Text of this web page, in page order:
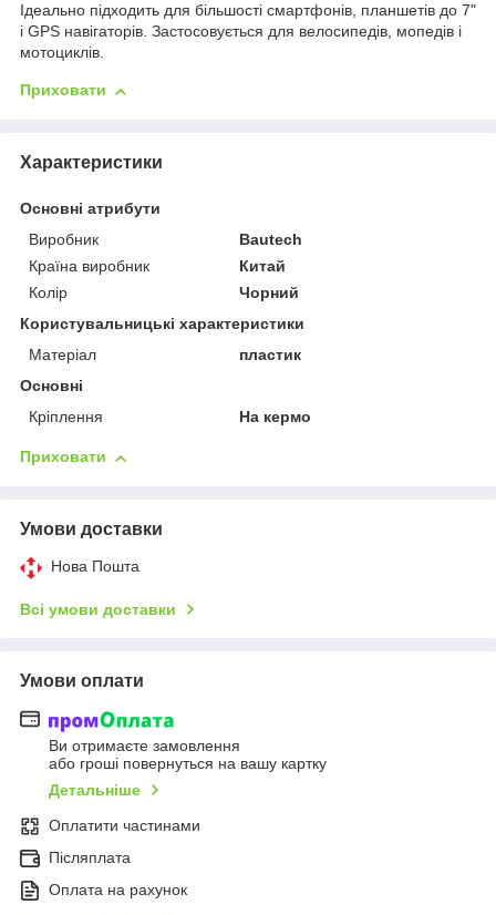
Ідеально підходить для більшості смартфонів, планшетів до 7"
і GPS навігаторів. Застосовується для велосипедів, мопедів і
мотоциклів.
Приховати
Характеристики
Основні атрибути
Виробник
Bautech
Країна виробник
Китай
Колір
Чорний
Користувальницькі характеристики
Матеріал
пластик
Основні
Кріплення
На кермо
Приховати
Умови доставки
Нова Пошта
Всі умови доставки
Умови оплати
Ви отримаєте замовлення
або гроші повернуться на вашу картку
Детальніше
Оплатити частинами
Післяплата
Оплата на рахунок